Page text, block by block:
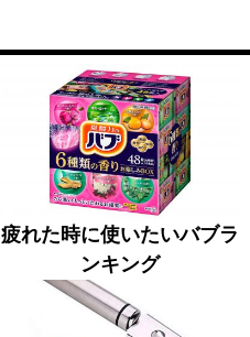
疲れた時に使いたいバブラ
ンキング